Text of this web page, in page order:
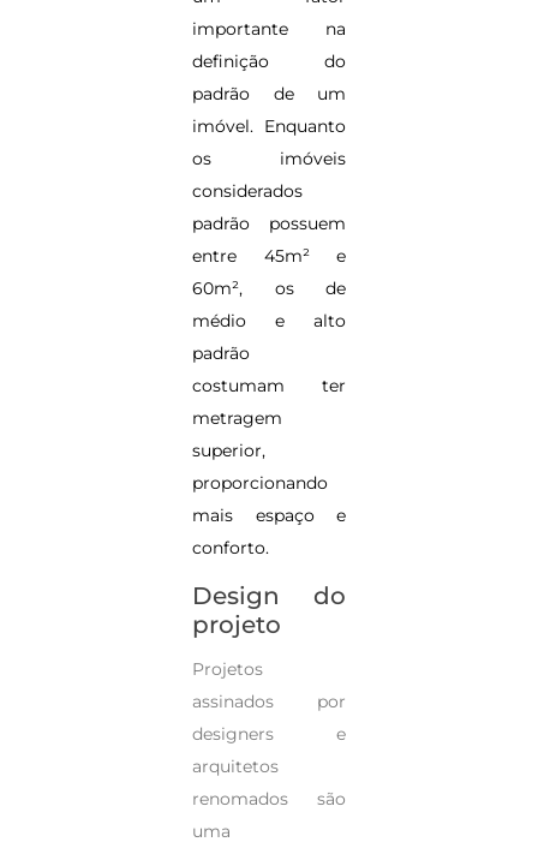
importante na
definição do
padrão de um
imóvel. Enquanto
os imóveis
considerados
padrão possuem
entre 45m² e
60m², os de
médio e alto
padrão
costumam ter
metragem
superior,
proporcionando
mais espaço e
conforto.
Design do
projeto
Projetos
assinados por
designers e
arquitetos
renomados são
uma